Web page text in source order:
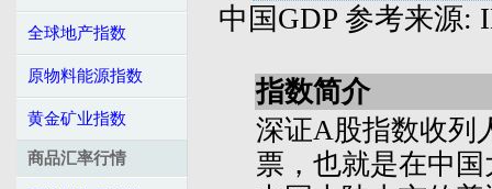
全球地产指数
原物料能源指数
黄金矿业指数
商品汇率行情
中国GDP 参考来源:
指数简介
深证A股指数收列
票，也就是在中